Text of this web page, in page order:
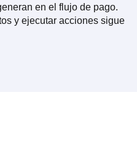
en el flujo de pago.
y ejecutar acciones sigue